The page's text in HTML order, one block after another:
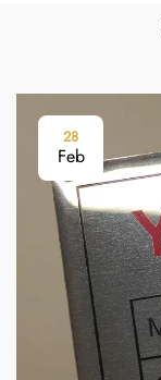
28
Feb